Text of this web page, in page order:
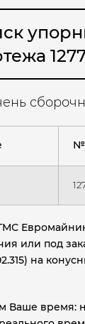
№
или под
на
Ваше время: